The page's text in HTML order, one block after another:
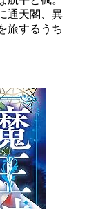
通天閣、異
旅するうち